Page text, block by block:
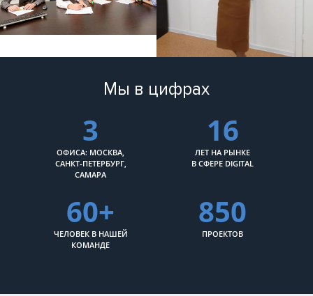
Мы в цифрах
3
ОФИСА: МОСКВА,
САНКТ-ПЕТЕРБУРГ,
САМАРА
16
ЛЕТ НА РЫНКЕ
В СФЕРЕ DIGITAL
60+
ЧЕЛОВЕК В НАШЕЙ
КОМАНДЕ
850
ПРОЕКТОВ